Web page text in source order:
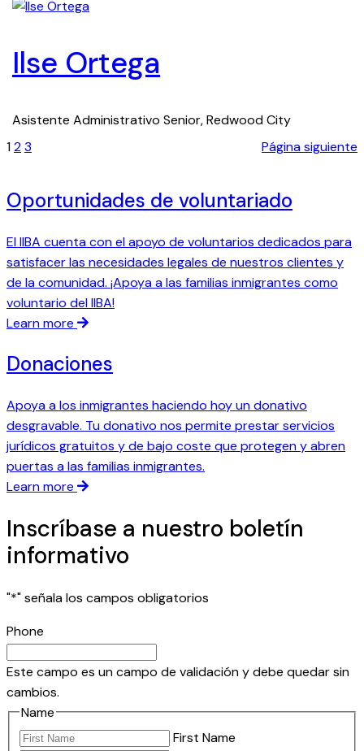
Ilse Ortega
Asistente Administrativo Senior, Redwood City
123 Página siguiente
Oportunidades de voluntariado
El IIBA cuenta con el apoyo de voluntarios dedicados para
satisfacer las necesidades legales de nuestros clientes y
de la comunidad. ¡Apoya a las familias inmigrantes como
voluntario del IIBA!
Learn more
Donaciones
Apoya a los inmigrantes haciendo hoy un donativo
desgravable. Tu donativo nos permite prestar servicios
jurídicos gratuitos y de bajo coste que protegen y abren
puertas a las familias inmigrantes.
Learn more
Inscríbase a nuestro boletín
informativo
"*" señala los campos obligatorios
Phone
Este campo es un campo de validación y debe quedar sin
cambios.
Name
First Name